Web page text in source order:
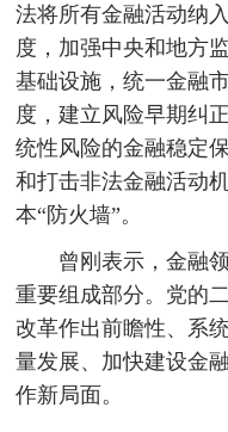
法将所有金融活动纳
度，加强中央和地方
基础设施，统一金融
度，建立风险早期纠
统性风险的金融稳定
和打击非法金融活动
本“防火墙”。
曾刚表示，金融
重要组成部分。党的
改革作出前瞻性、系
量发展、加快建设金
作新局面。